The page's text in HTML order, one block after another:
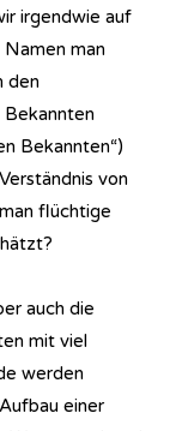
irgendwie auf
man
den
Bekannten“)
von
flüchtige
auch die
mit viel
werden
einer